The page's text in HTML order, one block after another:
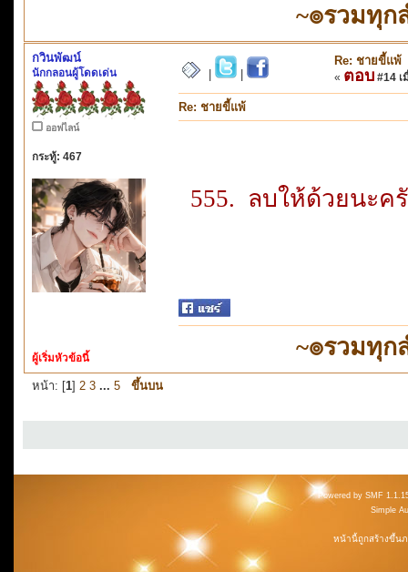
~๏รวมทุ
กวินพัฒน์
นักกลอนผู้โดดเด่น
ออฟไลน์
กระทู้: 467
ผู้เริ่มหัวข้อนี้
Re: ชายขี้แพ้
« ตอบ #14 เ
Re: ชายขี้แพ้
555. ลบให้ด้วยนะ
~๏รวมทุ
หน้า: [1] 2 3 ... 5 ขึ้นบน
Powered by SMF
Simple
หน้านี้ถูกสร้างขึ้นภ